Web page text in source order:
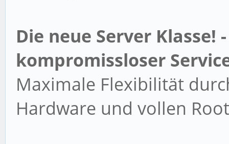
Die neue Server
kompromissloser
Maximale Flexibilität
Hardware und vollen